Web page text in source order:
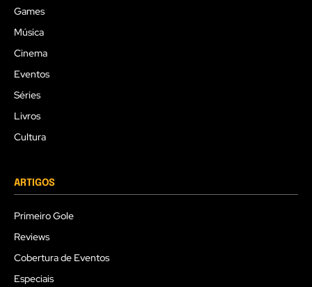
Games
Música
Cinema
Eventos
Séries
Livros
Cultura
ARTIGOS
Primeiro Gole
Reviews
Cobertura de Eventos
Especiais